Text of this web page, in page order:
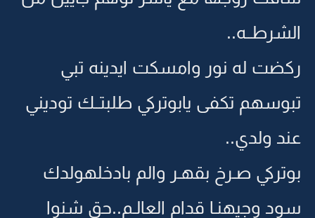
الشرطــه..
ركضت له نور وامسكت ايدينه تبي
تبوسهم تكفى يابوتركي طلبتــك توديني
عند ولدي..
بوتركي صـرخ بقهـر والم بادخلهولدك
سود وجيهنـا قدام العالـم..حق شنوا